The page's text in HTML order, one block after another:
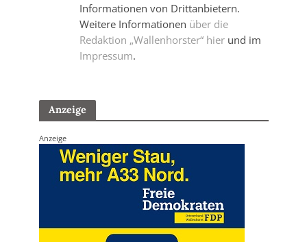
Informationen von Drittanbietern.
Weitere Informationen über die
Redaktion „Wallenhorster“ hierund im
Impressum.
Anzeige
Anzeige